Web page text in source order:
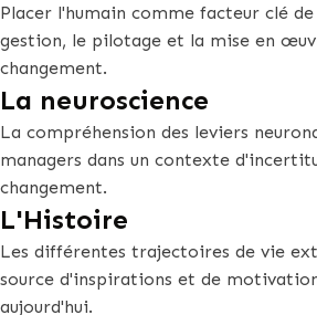
Placer l'humain comme facteur clé
gestion, le pilotage et la mise en
changement.
La neuroscience
La compréhension des leviers
managers dans un contexte
changement.
L'Histoire
Les différentes trajectoires de vie
source d'inspirations et de
aujourd'hui.